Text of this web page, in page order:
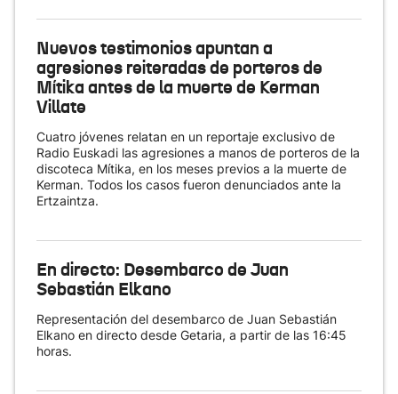
Nuevos testimonios apuntan a
agresiones reiteradas de porteros de
Mítika antes de la muerte de Kerman
Villate
Cuatro jóvenes relatan en un reportaje exclusivo de
Radio Euskadi las agresiones a manos de porteros de la
discoteca Mítika, en los meses previos a la muerte de
Kerman. Todos los casos fueron denunciados ante la
Ertzaintza.
En directo: Desembarco de Juan
Sebastián Elkano
Representación del desembarco de Juan Sebastián
Elkano en directo desde Getaria, a partir de las 16:45
horas.